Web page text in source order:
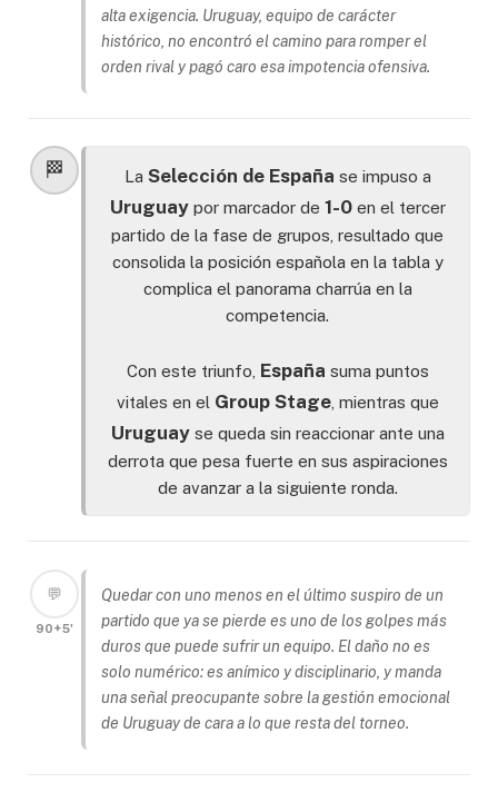
alta exigencia. Uruguay, equipo de carácter
histórico, no encontró el camino para romper el
orden rival y pagó caro esa impotencia ofensiva.
🏁 La Selección de España se impuso a
Uruguaypor marcador de 1-0en el tercer
partido de la fase de grupos, resultado que
consolida la posición española en la tabla y
complica el panorama charrúa en la
competencia.
Con este triunfo, España suma puntos
vitales en el Group Stage, mientras que
Uruguayse queda sin reaccionar ante una
derrota que pesa fuerte en sus aspiraciones
de avanzar a la siguiente ronda.
💬
90+5'
Quedar con uno menos en el último suspiro de un
partido que ya se pierde es uno de los golpes más
duros que puede sufrir un equipo. El daño no es
solo numérico: es anímico y disciplinario, y manda
una señal preocupante sobre la gestión emocional
de Uruguay de cara a lo que resta del torneo.